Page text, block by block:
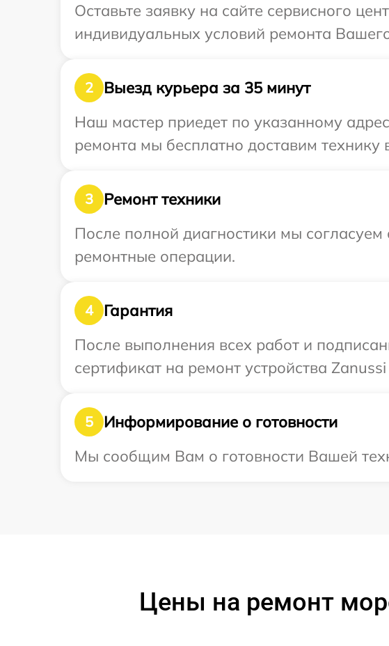
Оставьте заявку на сайте сервисного
индивидуальных условий ремонта
2
Выезд курьера за 35 минут
Наш мастер приедет по указанному
ремонта мы бесплатно доставим технику
3
Ремонт техники
После полной диагностики мы
ремонтные операции.
4
Гарантия
После выполнения всех работ и
сертификат на ремонт устройства
5
Информирование о готовности
Мы сообщим Вам о готовности Вашей
Цены на ремонт